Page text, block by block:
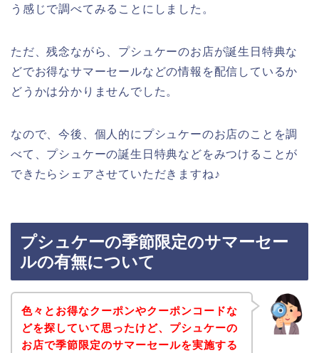
う感じで調べてみることにしました。
ただ、残念ながら、プシュケーのお店が誕生日特典な
どでお得なサマーセールなどの情報を配信しているか
どうかは分かりませんでした。
なので、今後、個人的にプシュケーのお店のことを調
べて、プシュケーの誕生日特典などをみつけることが
できたらシェアさせていただきますね♪
プシュケーの季節限定のサマーセー
ルの有無について
色々とお得なクーポンやクーポンコードな
どを探していて思ったけど、プシュケーの
お店で季節限定のサマーセールを実施する